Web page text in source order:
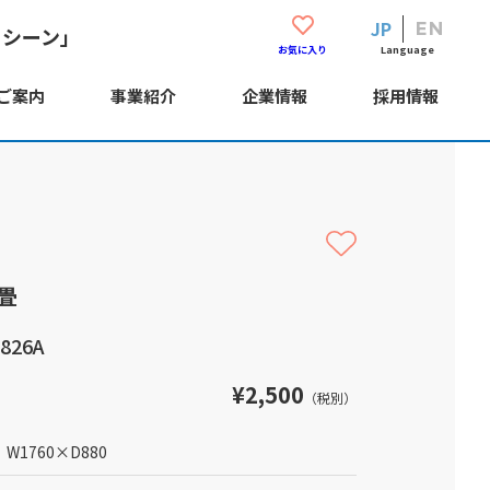
ーン」 お気に入り
EN
JP
Language
案内 事業紹介 企業情報 採用情報
¥2,500 （税別）
W1760×D880